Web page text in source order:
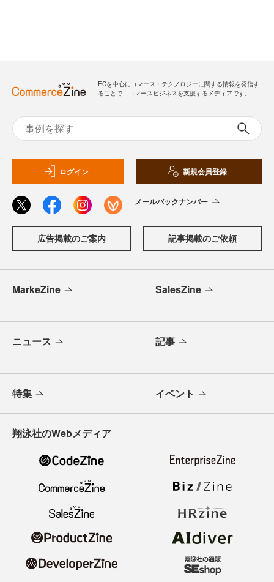
ECを中心にコマース・テクノロジーに関する情報を発信す
ることで、コマースビジネスを支援するメディアです。
ログイン 新規会員登録
メールバックナンバー
広告掲載のご案内 記事掲載のご依頼
MarkeZine SalesZine
ニュース 記事
特集 イベント
翔泳社のWebメディア